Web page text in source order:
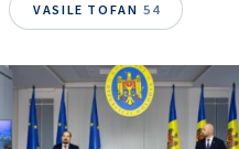
VASILE TOFAN 54